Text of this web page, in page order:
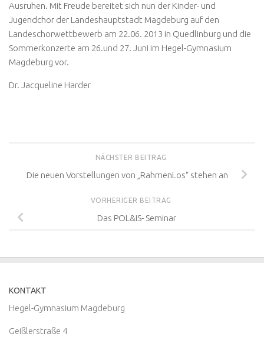
Ausruhen. Mit Freude bereitet sich nun der Kinder- und
Jugendchor der Landeshauptstadt Magdeburg auf den
Landeschorwettbewerb am 22.06. 2013 in Quedlinburg und die
Sommerkonzerte am 26.und 27. Juni im Hegel-Gymnasium
Magdeburg vor.
Dr. Jacqueline Harder
NÄCHSTER BEITRAG
Die neuen Vorstellungen von „RahmenLos“ stehen an
VORHERIGER BEITRAG
Das POL&IS- Seminar
KONTAKT
Hegel-Gymnasium Magdeburg
Geißlerstraße 4